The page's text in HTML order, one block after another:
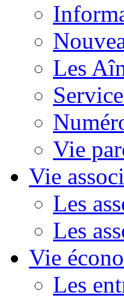
Les
Vie
Vie
Les
Les
Vie
Les